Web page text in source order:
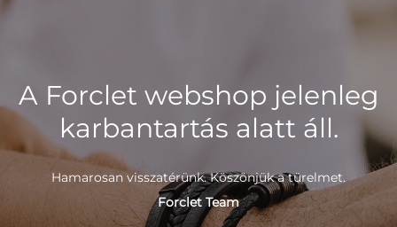
A Forclet webshop jelenleg
karbantartás alatt áll.
Hamarosan visszatérünk. Köszönjük a türelmet.
Forclet Team